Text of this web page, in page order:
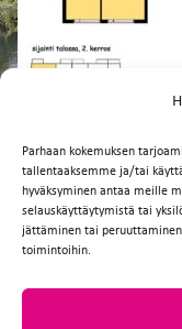
Parhaan kokemuksen
tallentaaksemme ja/tai
hyväksyminen antaa meille
selauskäyttäytymistä tai
jättäminen tai
toimintoihin.
Facebook
TwitterEmail